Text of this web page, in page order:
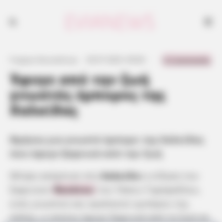
Έφυγε από την ζωή
γνωστός έμπορος της
Χαλκίδας
Θρήνος για γνωστό έμπορο της Χαλκίδας
Χαλκίδα
θανάτου
πόλης, ο οποίος έφυγε ξαφνικά από τη ζωή σε